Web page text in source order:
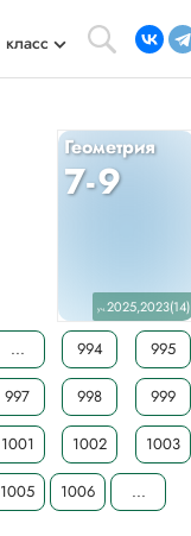
класс
Геометрия
7-9
уч.2025,2023(14)
... 994 995
997 998 999
1001 1002 1003
1005 1006 ...